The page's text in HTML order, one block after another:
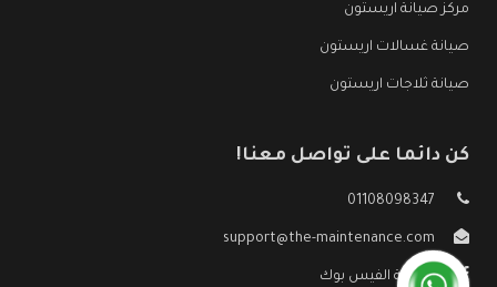
مركز صيانة اريستون
صيانة غسالات اريستون
صيانة ثلاجات اريستون
كن دائما على تواصل معنا!
01108098347
support@the-maintenance.com
صفحة الفيس بوك